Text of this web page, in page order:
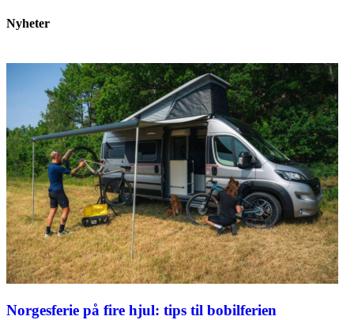
Nyheter
Norgesferie på fire hjul: tips til bobilferien